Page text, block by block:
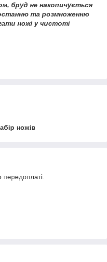
бруд не накопичується
та розмноженню
ножі у чистоті
ножів
передоплаті.